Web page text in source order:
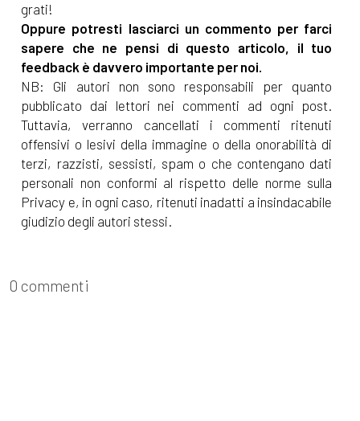
grati!
Oppure potresti lasciarci un commento per farci
sapere che ne pensi di questo articolo, il tuo
feedback è davvero importante per noi.
NB: Gli autori non sono responsabili per quanto
pubblicato dai lettori nei commenti ad ogni post.
Tuttavia, verranno cancellati i commenti ritenuti
offensivi o lesivi della immagine o della onorabilità di
terzi, razzisti, sessisti, spam o che contengano dati
personali non conformi al rispetto delle norme sulla
Privacy e, in ogni caso, ritenuti inadatti a insindacabile
giudizio degli autori stessi.
0 commenti